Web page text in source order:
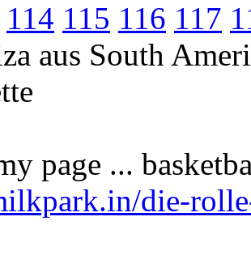
114 115 116 117
aus South
page ...
die-